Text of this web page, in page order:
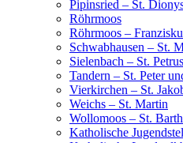
Pipinsried – St.
Röhrmoos
Röhrmoos –
Schwabhausen – St.
Sielenbach – St. Petrus
Tandern – St. Peter
Vierkirchen – St.
Weichs – St. Martin
Wollomoos – St.
Katholische